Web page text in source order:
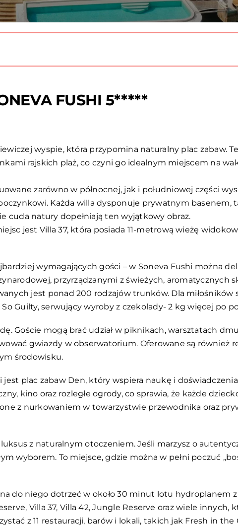
FUSHI 5*****
wyspie, która przypomina naturalny plac zabaw.
rajskich plaż, co czyni go idealnym miejscem na
zarówno w północnej, jak i południowej części
Każda willa dysponuje prywatnym basenem,
cuda natury dopełniają ten wyjątkowy obraz.
jest Villa 37, która posiada 11-metrową wieżę
wymagających gości – w Soneva Fushi można
przyrządzanymi z świeżych, aromatycznych
jest ponad 200 rodzajów trunków. Dla miłośników
Guilty, serwujący wyroby z czekolady- 2 kg więcej po
Goście mogą brać udział w piknikach, warsztatach
gwiazdy w obserwatorium. Oferowane są również
środowisku.
plac zabaw Den, który wspiera naukę i
kino oraz rozległe ogrody, co sprawia, że każde
z nurkowaniem w towarzystwie przewodnika oraz
z naturalnym otoczeniem. Jeśli marzysz o
wyborem. To miejsce, gdzie można w pełni poczuć
do niego dotrzeć w około 30 minut lotu hydroplanem
Villa 37, Villa 42, Jungle Reserve oraz wiele
z 11 restauracji, barów i lokali, takich jak Fresh in the